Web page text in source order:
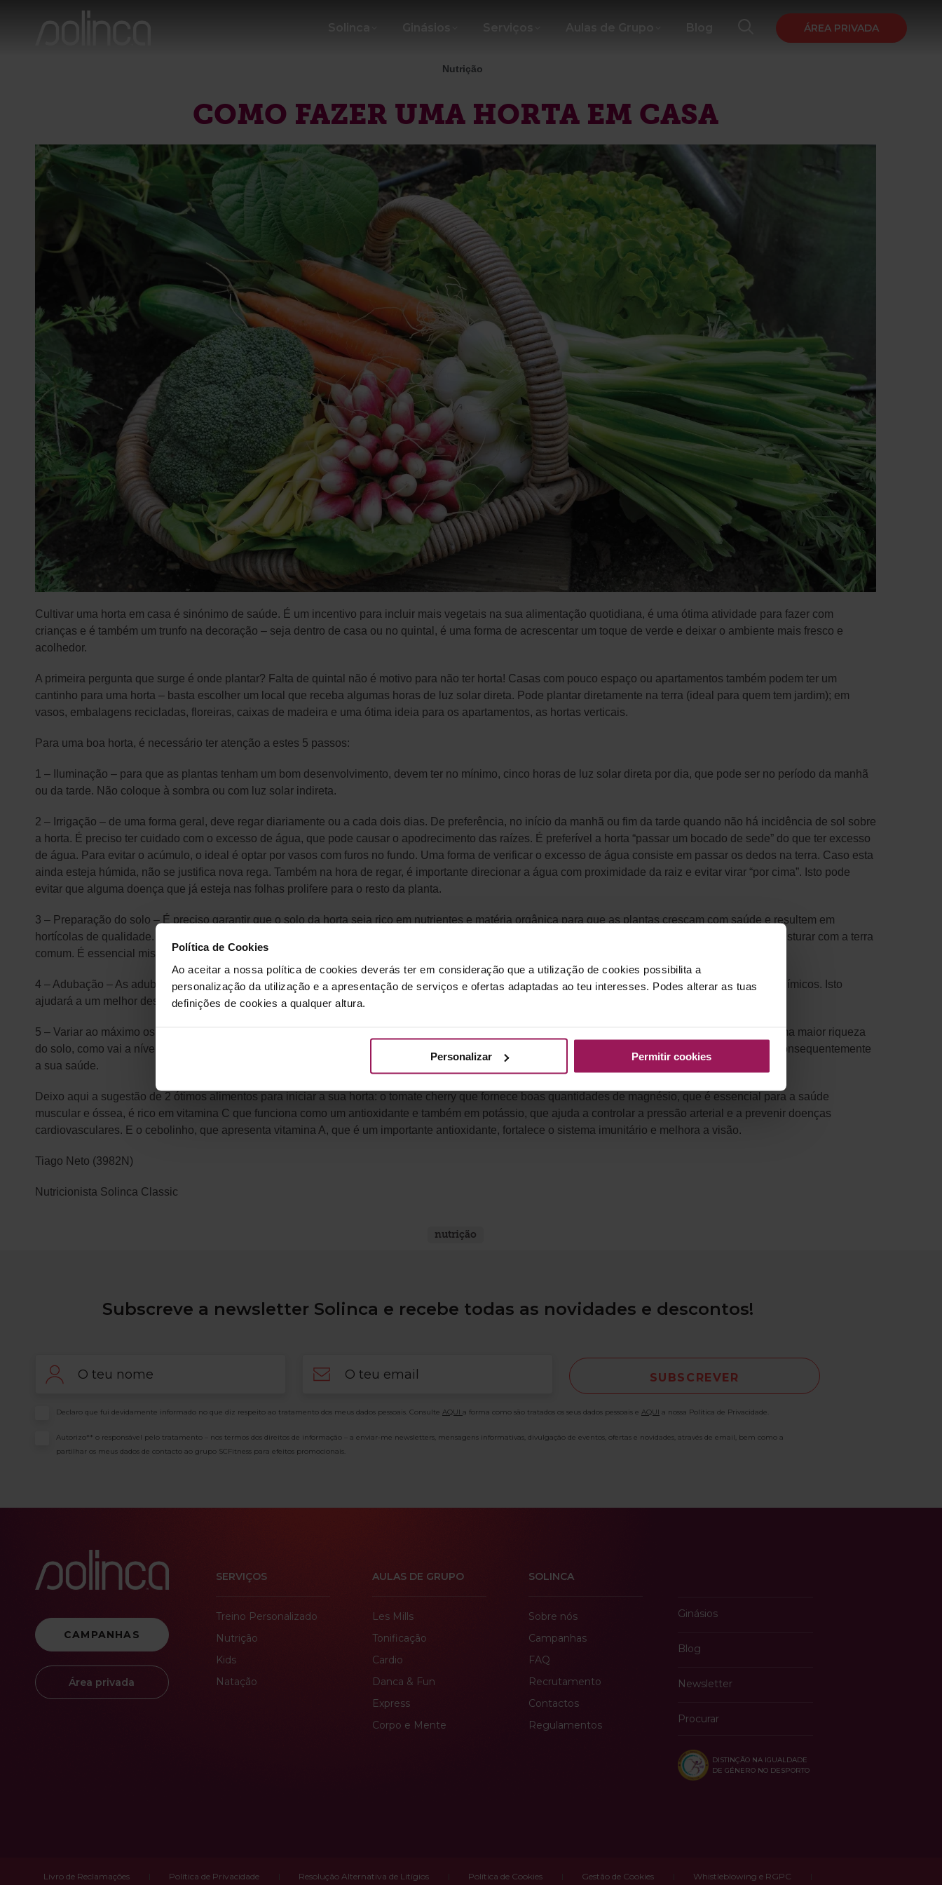
Política de Cookies
Ao aceitar a nossa política de cookies deverás ter em consideração que a utilização de cookies possibilita a
personalização da utilização e a apresentação de serviços e ofertas adaptadas ao teu interesses. Podes alterar as tuas
definições de cookies a qualquer altura.
Personalizar Permitir cookies
ÁREA PRIVADA
Nutrição
COMO FAZER UMA HORTA EM CASA
Cultivar uma horta em casa é sinónimo de saúde. É um incentivo para incluir mais vegetais na sua alimentação quotidiana, é uma ótima atividade para fazer com
crianças e é também um trunfo na decoração – seja dentro de casa ou no quintal, é uma forma de acrescentar um toque de verde e deixar o ambiente mais fresco e
acolhedor.
A primeira pergunta que surge é onde plantar? Falta de quintal não é motivo para não ter horta! Casas com pouco espaço ou apartamentos também podem ter um
cantinho para uma horta – basta escolher um local que receba algumas horas de luz solar direta. Pode plantar diretamente na terra (ideal para quem tem jardim); em
vasos, embalagens recicladas, floreiras, caixas de madeira e uma ótima ideia para os apartamentos, as hortas verticais.
Para uma boa horta, é necessário ter atenção a estes 5 passos:
1 – Iluminação – para que as plantas tenham um bom desenvolvimento, devem ter no mínimo, cinco horas de luz solar direta por dia, que pode ser no período da manhã
ou da tarde. Não coloque à sombra ou com luz solar indireta.
2 – Irrigação – de uma forma geral, deve regar diariamente ou a cada dois dias. De preferência, no início da manhã ou fim da tarde quando não há incidência de sol sobre
a horta. É preciso ter cuidado com o excesso de água, que pode causar o apodrecimento das raízes. É preferível a horta “passar um bocado de sede” do que ter excesso
de água. Para evitar o acúmulo, o ideal é optar por vasos com furos no fundo. Uma forma de verificar o excesso de água consiste em passar os dedos na terra. Caso esta
ainda esteja húmida, não se justifica nova rega. Também na hora de regar, é importante direcionar a água com proximidade da raiz e evitar virar “por cima”. Isto pode
evitar que alguma doença que já esteja nas folhas prolifere para o resto da planta.
3 – Preparação do solo – É preciso garantir que o solo da horta seja rico em nutrientes e matéria orgânica para que as plantas cresçam com saúde e resultem em
hortícolas de qualidade. A forma mais prática consiste em adquirir, em lojas especializadas, terras já preparadas (que são mais ricas em nutrientes) e misturar com a terra
comum. É essencial misturar com a terra comum, pois esta última ajuda a fixar a água.
4 – Adubação – As adubações podem ser feitas com compostos orgânicos, como borra de café, cascas de banana ou de ovos, ou então com adubos químicos. Isto
ajudará a um melhor desenvolvimento da planta.
5 – Variar ao máximo os legumes e ervas aromáticas cultivadas – isto não só é importante para manter a rotatividade das culturas e assim assegurar uma maior riqueza
do solo, como vai a nível da sua alimentação conseguir adquirir mais minerais e vitaminas, melhorando a qualidade nutricional da sua alimentação e consequentemente
a sua saúde.
Deixo aqui a sugestão de 2 ótimos alimentos para iniciar a sua horta: o tomate cherry que fornece boas quantidades de magnésio, que é essencial para a saúde
muscular e óssea, é rico em vitamina C que funciona como um antioxidante e também em potássio, que ajuda a controlar a pressão arterial e a prevenir doenças
cardiovasculares. E o cebolinho, que apresenta vitamina A, que é um importante antioxidante, fortalece o sistema imunitário e melhora a visão.
Tiago Neto (3982N)
Nutricionista Solinca Classic
nutrição
Subscreve a newsletter Solinca e recebe todas as novidades e descontos!
Consentimento
Declaro que fui devidamente informado no que diz respeito ao tratamento dos meus dados pessoais. Consulte AQUI a forma como são tratados os seus dados pessoais e AQUI a nossa Política de Privacidade.
Consentimento
Autorizo** o responsável pelo tratamento – nos termos dos direitos de informação – a enviar-me newsletters, mensagens informativas, divulgação de eventos, ofertas e novidades, através de email, bem como a
partilhar os meus dados de contacto ao grupo SCFitness para efeitos promocionais.
CAMPANHAS
Área privada
SERVIÇOS
Treino Personalizado
Nutrição
Kids
Natação
AULAS DE GRUPO
Les Mills
Tonificação
Cardio
Danca & Fun
Express
Corpo e Mente
SOLINCA
Sobre nós
Campanhas
FAQ
Recrutamento
Contactos
Regulamentos
Ginásios
Blog
Newsletter
Procurar
DISTINÇÃO NA IGUALDADE
DE GÉNERO NO DESPORTO
Livro de Reclamações Política de Privacidade Resolução Alternativa de Litígios Política de Cookies Gestão de Cookies Whistleblowing e RGPC